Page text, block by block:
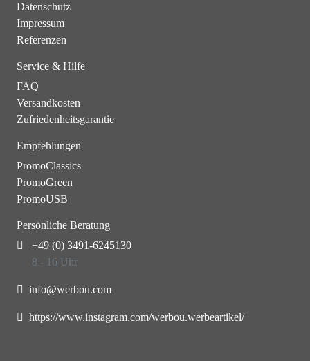
Datenschutz
Impressum
Referenzen
Service & Hilfe
FAQ
Versandkosten
Zufriedenheitsgarantie
Empfehlungen
PromoClassics
PromoGreen
PromoUSB
Persönliche Beratung
+49 (0) 3491-6245130
8 - 16 Uhr
info@werbou.com
https://www.instagram.com/werbou.werbeartikel/